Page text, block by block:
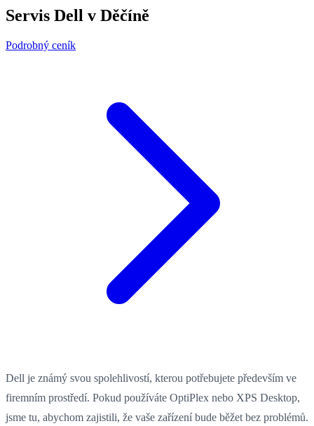
Servis Dell v Děčíně
Podrobný ceník
Dell je známý svou spolehlivostí, kterou potřebujete především ve
firemním prostředí. Pokud používáte OptiPlex nebo XPS Desktop,
jsme tu, abychom zajistili, že vaše zařízení bude běžet bez problémů.